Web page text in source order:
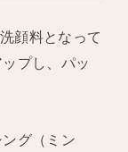
顔料となって
プし、パッ
グ（ミン